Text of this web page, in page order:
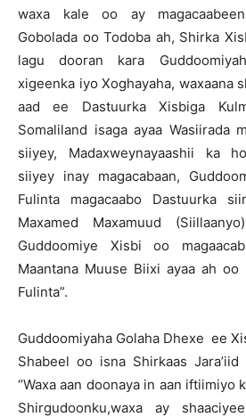
waxa kale oo ay magacaabeen
Gobolada oo Todoba ah, Shirka
lagu dooran kara
xigeenka iyo Xoghayaha, waxaana
aad ee Dastuurka Xisbiga
Somaliland isaga ayaa Wasiirada
siiyey, Madaxweynayaashii ka
siiyey inay magacabaan,
Fulinta magacaabo Dastuurka
Maxamed Maxamuud
Guddoomiye Xisbi oo
Maantana Muuse Biixi ayaa ah oo
Fulinta”.
Guddoomiyaha Golaha Dhexe ee
Shabeel oo isna Shirkaas
“Waxa aan doonaya in aan iftiimiyo
Shirgudoonku,waxa ay